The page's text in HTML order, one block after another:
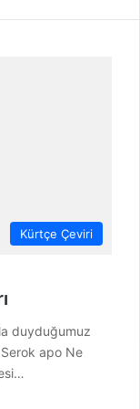
Kürtçe Çeviri
duyduğumuz
Serok apo Ne